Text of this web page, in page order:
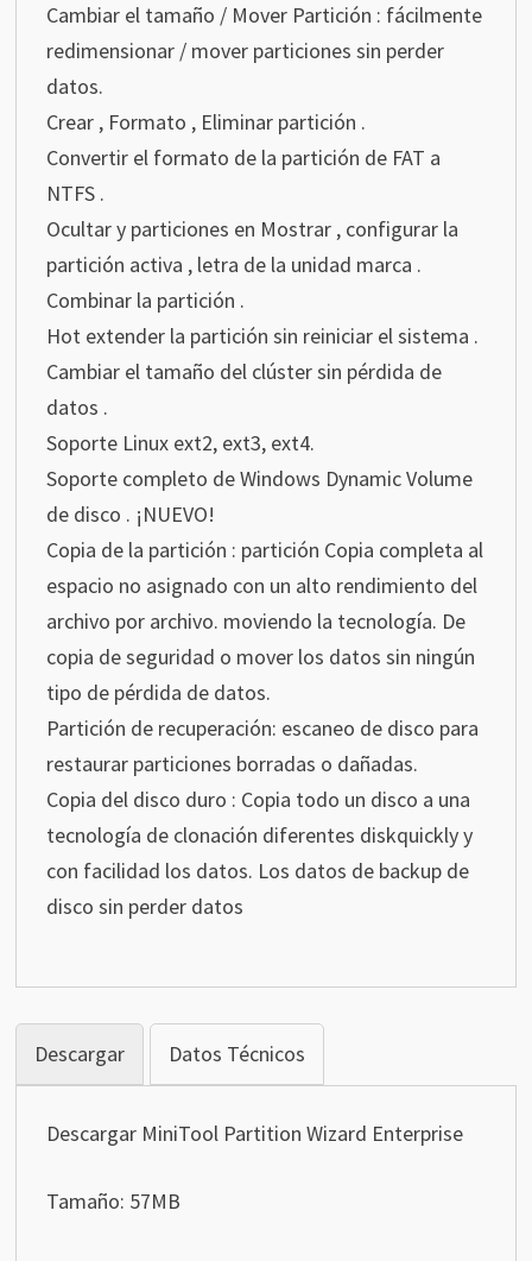
Cambiar el tamaño / Mover Partición : fácilmente
redimensionar / mover particiones sin perder
datos.
Crear , Formato , Eliminar partición .
Convertir el formato de la partición de FAT a
NTFS .
Ocultar y particiones en Mostrar , configurar la
partición activa , letra de la unidad marca .
Combinar la partición .
Hot extender la partición sin reiniciar el sistema .
Cambiar el tamaño del clúster sin pérdida de
datos .
Soporte Linux ext2, ext3, ext4.
Soporte completo de Windows Dynamic Volume
de disco . ¡NUEVO!
Copia de la partición : partición Copia completa al
espacio no asignado con un alto rendimiento del
archivo por archivo. moviendo la tecnología. De
copia de seguridad o mover los datos sin ningún
tipo de pérdida de datos.
Partición de recuperación: escaneo de disco para
restaurar particiones borradas o dañadas.
Copia del disco duro : Copia todo un disco a una
tecnología de clonación diferentes diskquickly y
con facilidad los datos. Los datos de backup de
disco sin perder datos
Descargar Datos Técnicos
Descargar MiniTool Partition Wizard Enterprise
Tamaño: 57MB